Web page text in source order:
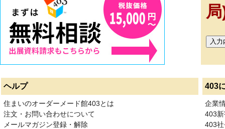
ヘルプ 403
住まいのオーダーメード館403とは
注文・お問い合わせについて
メールマガジン登録・解除
企業
403
403